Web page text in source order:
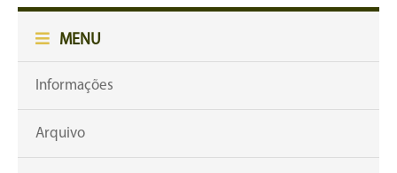
MENU
Informações
Arquivo